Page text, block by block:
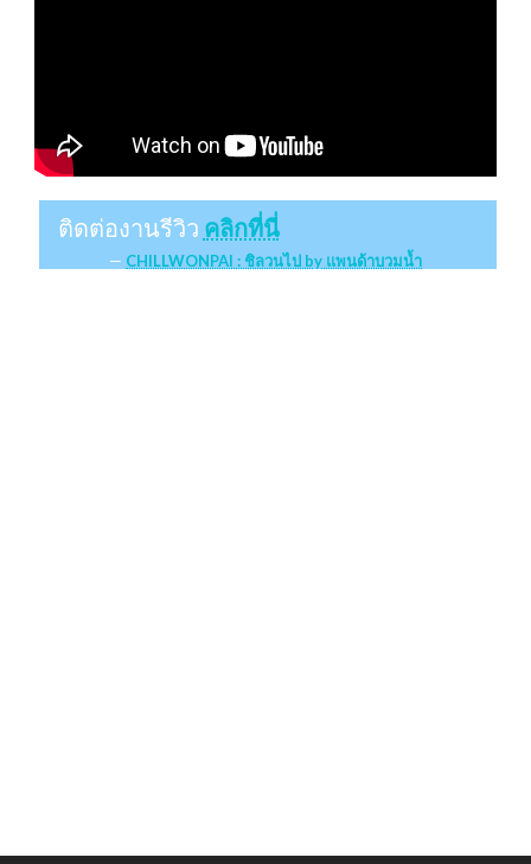
ติดต่องานรีวิว คลิกที่นี่
CHILLWONPAI : ชิลวนไป by แพนด้าบวมน้ำ